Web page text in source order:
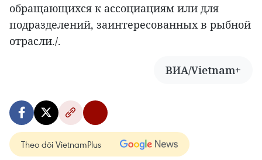
обращающихся к ассоциациям или для
подразделений, заинтересованных в рыбной
отрасли./.
ВИА/Vietnam+
Theo dõi VietnamPlus